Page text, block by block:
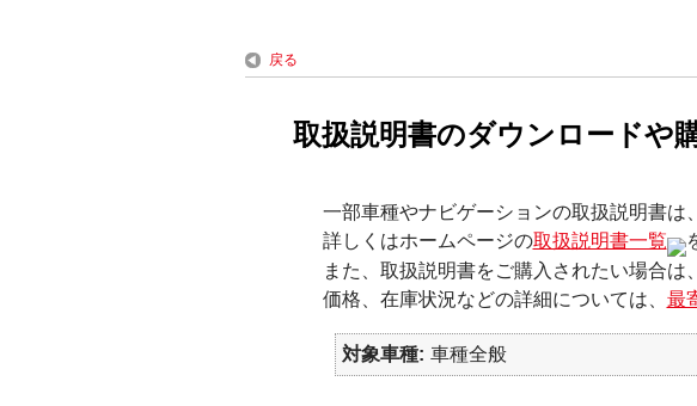
戻る
取扱説明書のダウンロードや
一部車種やナビゲーションの取扱説明書は
詳しくはホームページの取扱説明書一覧
また、取扱説明書をご購入されたい場合は
価格、在庫状況などの詳細については、 最
対象車種 車種全般